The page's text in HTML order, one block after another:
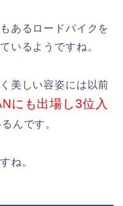
あるロードバイクを
いるようですね。
美しい容姿には以前
にも出場し3位入
んです。
ね。